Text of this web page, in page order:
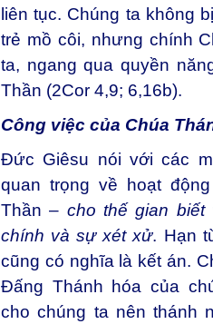
liên tục. Chúng ta không
trẻ mồ côi, nhưng chính
ta, ngang qua quyền
Thần (2Cor 4,9; 6,16b).
Công việc của Chúa
Đức Giêsu nói với các
quan trọng về hoạt
Thần – cho thế gian
chính và sự xét xử. Hạn
cũng có nghĩa là kết án.
Đấng Thánh hóa của
cho chúng ta nên thánh